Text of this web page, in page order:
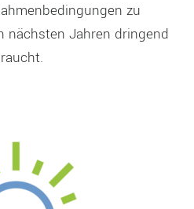
zu
nächsten Jahren dringend